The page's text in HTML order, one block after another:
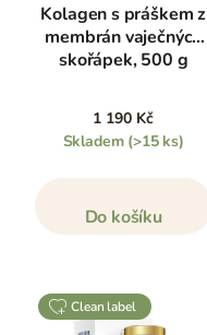
Kolagen s práškem z
membrán vaječných
skořápek, 500 g
1 190 Kč
Skladem (>15 ks)
Do košíku
clean label